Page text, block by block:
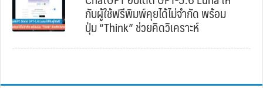
กับผู้ใช้ฟรีพิมพ์คุยได้ไม่จำกัด พร้อม
ปุ่ม “Think” ช่วยคิดวิเคราะห์